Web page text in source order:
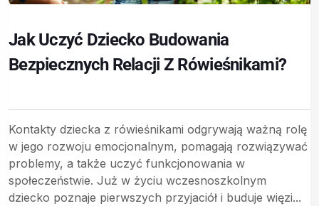
Jak Uczyć Dziecko Budowania
Bezpiecznych Relacji Z Rówieśnikami?
Kontakty dziecka z rówieśnikami odgrywają ważną rolę
w jego rozwoju emocjonalnym, pomagają rozwiązywać
problemy, a także uczyć funkcjonowania w
społeczeństwie. Już w życiu wczesnoszkolnym
dziecko poznaje pierwszych przyjaciół i buduje więzi...